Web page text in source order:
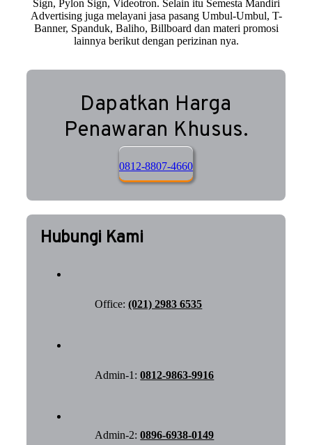
Sign, Pylon Sign, Videotron. Selain itu Semesta Mandiri
Advertising juga melayani jasa pasang Umbul-Umbul, T-
Banner, Spanduk, Baliho, Billboard dan materi promosi
lainnya berikut dengan perizinan nya.
Dapatkan Harga
Penawaran Khusus.
0812-8807-4660
Hubungi Kami
Office:(021) 2983 6535
Admin-1:0812-9863-9916
Admin-2:0896-6938-0149